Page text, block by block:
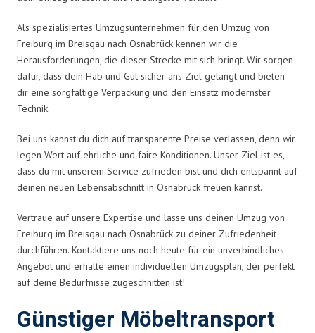
Als spezialisiertes Umzugsunternehmen für den Umzug von
Freiburg im Breisgau nach Osnabrück kennen wir die
Herausforderungen, die dieser Strecke mit sich bringt. Wir sorgen
dafür, dass dein Hab und Gut sicher ans Ziel gelangt und bieten
dir eine sorgfältige Verpackung und den Einsatz modernster
Technik.
Bei uns kannst du dich auf transparente Preise verlassen, denn wir
legen Wert auf ehrliche und faire Konditionen. Unser Ziel ist es,
dass du mit unserem Service zufrieden bist und dich entspannt auf
deinen neuen Lebensabschnitt in Osnabrück freuen kannst.
Vertraue auf unsere Expertise und lasse uns deinen Umzug von
Freiburg im Breisgau nach Osnabrück zu deiner Zufriedenheit
durchführen. Kontaktiere uns noch heute für ein unverbindliches
Angebot und erhalte einen individuellen Umzugsplan, der perfekt
auf deine Bedürfnisse zugeschnitten ist!
Günstiger Möbeltransport